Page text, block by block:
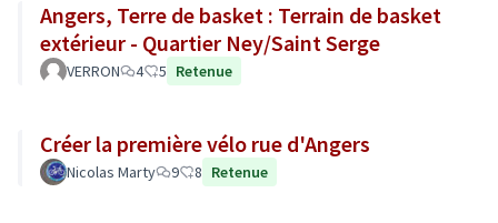
Angers, Terre de basket : Terrain de basket
extérieur - Quartier Ney/Saint Serge
VERRON 4 5 Retenue
Créer la première vélo rue d'Angers
Nicolas Marty 9 8 Retenue